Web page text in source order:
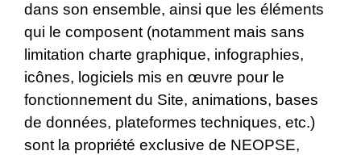
dans son ensemble, ainsi que les éléments
qui le composent (notamment mais sans
limitation charte graphique, infographies,
icônes, logiciels mis en œuvre pour le
fonctionnement du Site, animations, bases
de données, plateformes techniques, etc.)
sont la propriété exclusive de NEOPSE,